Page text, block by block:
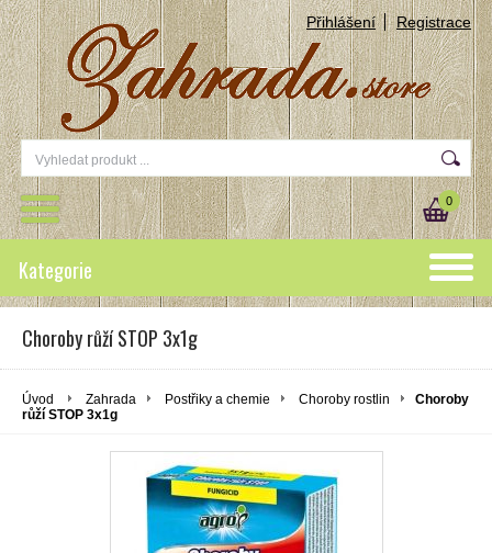
Přihlášení Registrace
0
Kategorie
Choroby růží STOP 3x1g
Úvod Zahrada Postřiky a chemie Choroby rostlin
Choroby
růží STOP 3x1g